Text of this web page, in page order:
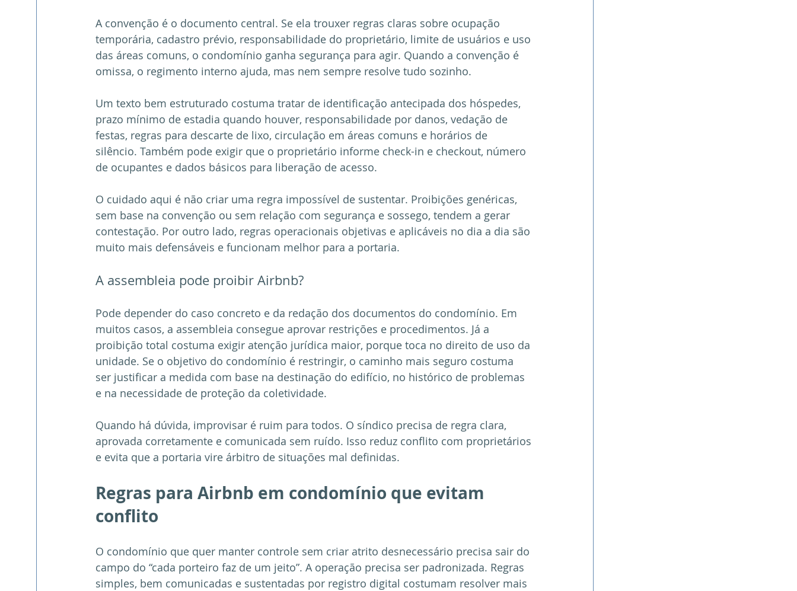
A convenção é o documento central. Se ela trouxer regras claras sobre ocupação
temporária, cadastro prévio, responsabilidade do proprietário, limite de usuários e uso
das áreas comuns, o condomínio ganha segurança para agir. Quando a convenção é
omissa, o regimento interno ajuda, mas nem sempre resolve tudo sozinho.
Um texto bem estruturado costuma tratar de identificação antecipada dos hóspedes,
prazo mínimo de estadia quando houver, responsabilidade por danos, vedação de
festas, regras para descarte de lixo, circulação em áreas comuns e horários de
silêncio. Também pode exigir que o proprietário informe check-in e checkout, número
de ocupantes e dados básicos para liberação de acesso.
O cuidado aqui é não criar uma regra impossível de sustentar. Proibições genéricas,
sem base na convenção ou sem relação com segurança e sossego, tendem a gerar
contestação. Por outro lado, regras operacionais objetivas e aplicáveis no dia a dia são
muito mais defensáveis e funcionam melhor para a portaria.
A assembleia pode proibir Airbnb?
Pode depender do caso concreto e da redação dos documentos do condomínio. Em
muitos casos, a assembleia consegue aprovar restrições e procedimentos. Já a
proibição total costuma exigir atenção jurídica maior, porque toca no direito de uso da
unidade. Se o objetivo do condomínio é restringir, o caminho mais seguro costuma
ser justificar a medida com base na destinação do edifício, no histórico de problemas
e na necessidade de proteção da coletividade.
Quando há dúvida, improvisar é ruim para todos. O síndico precisa de regra clara,
aprovada corretamente e comunicada sem ruído. Isso reduz conflito com proprietários
e evita que a portaria vire árbitro de situações mal definidas.
Regras para Airbnb em condomínio que evitam
conflito
O condomínio que quer manter controle sem criar atrito desnecessário precisa sair do
campo do “cada porteiro faz de um jeito”. A operação precisa ser padronizada. Regras
simples, bem comunicadas e sustentadas por registro digital costumam resolver mais